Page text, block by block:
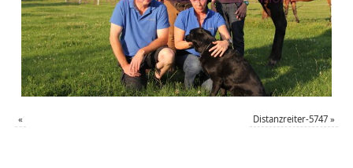
« Distanzreiter-5747 »